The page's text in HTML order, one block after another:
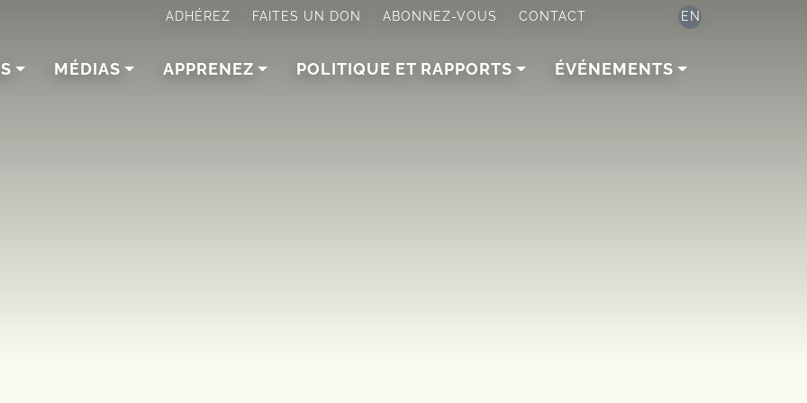
ADHÉREZ FAITES UN DON ABONNEZ-VOUS CONTACT EN
MÉDIAS APPRENEZ POLITIQUE ET RAPPORTS ÉVÉNEMENTS